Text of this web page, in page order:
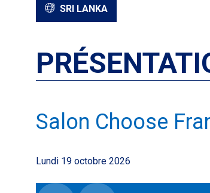
SRI LANKA
Salon Choose
Lundi 19 octobre 2026